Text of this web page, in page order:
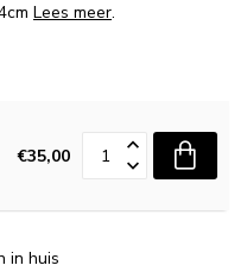
Lees meer.
€35,00
in huis